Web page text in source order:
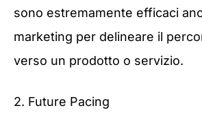
sono estremamente efficaci
marketing per delineare il
verso un prodotto o servizio.
2. Future Pacing